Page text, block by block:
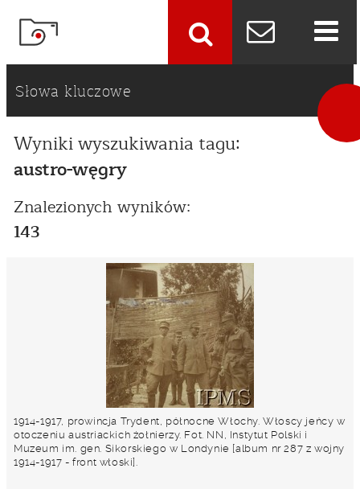
Słowa kluczowe
Wyniki wyszukiwania tagu:
austro-węgry
Znalezionych wyników:
143
1914-1917, prowincja Trydent, północne Włochy. Włoscy jeńcy w
otoczeniu austriackich żołnierzy. Fot. NN, Instytut Polski i
Muzeum im. gen. Sikorskiego w Londynie [album nr 287 z wojny
1914-1917 - front włoski].